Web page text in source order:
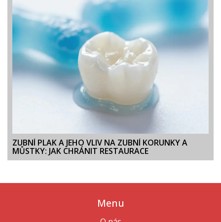
ZUBNÍ PLAK A JEHO VLIV NA ZUBNÍ KORUNKY A
MŮSTKY: JAK CHRÁNIT RESTAURACE
Menu